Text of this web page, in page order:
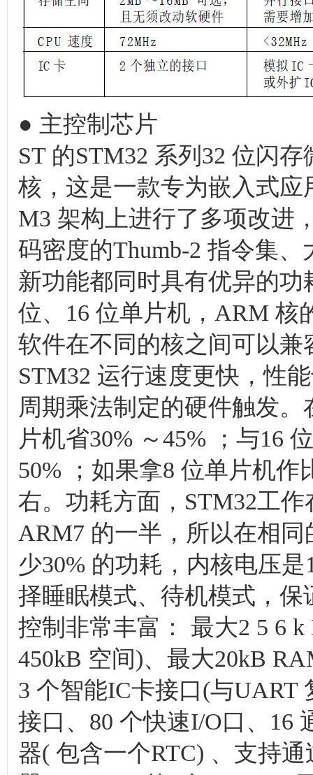
● 主控制芯片
ST 的STM32 系列32 位闪
核，这是一款专为嵌入式应
M3 架构上进行了多项改进
码密度的Thumb-2 指令集
新功能都同时具有优异的
位、16 位单片机，ARM 核
软件在不同的核之间可以
STM32 运行速度更快，性
周期乘法制定的硬件触发
片机省30% ～45% ；与16
50% ；如果拿8 位单片机
右。功耗方面，STM32工
ARM7 的一半，所以在相
少30% 的功耗，内核电压
择睡眠模式、待机模式，
控制非常丰富： 最大2 5 6
450kB 空间)、最大20kB
3 个智能IC卡接口(与UART
接口、80 个快速I/O口、16
器( 包含一个RTC) 、支持